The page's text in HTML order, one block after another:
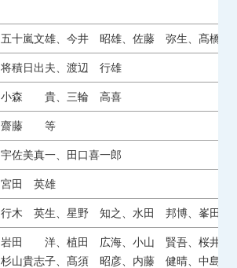
五十嵐文雄、今井 昭雄、佐藤 弥生、髙
将積日出夫、渡辺 行雄
小森 貴、三輪 高喜
齋藤 等
宇佐美真一、田口喜一郎
宮田 英雄
行木 英生、星野 知之、水田 邦博、峯田
岩田 洋、植田 広海、小山 賢吾、桜井
杉山貴志子、髙須 昭彦、内藤 健晴、中